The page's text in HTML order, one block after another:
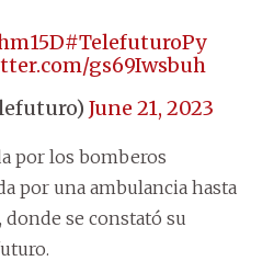
#TelefuturoPy
gs69Iwsbuh
June 21, 2023
por los bomberos
por una ambulancia hasta
se constató su